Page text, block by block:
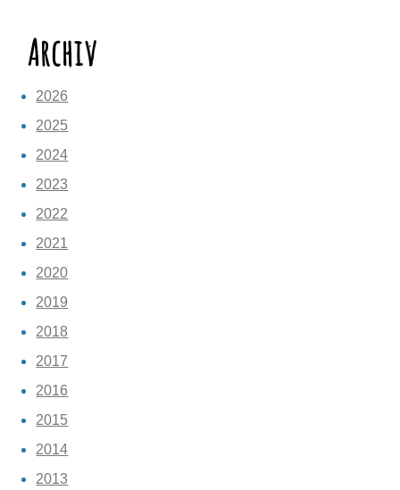
Archiv
2026
2025
2024
2023
2022
2021
2020
2019
2018
2017
2016
2015
2014
2013